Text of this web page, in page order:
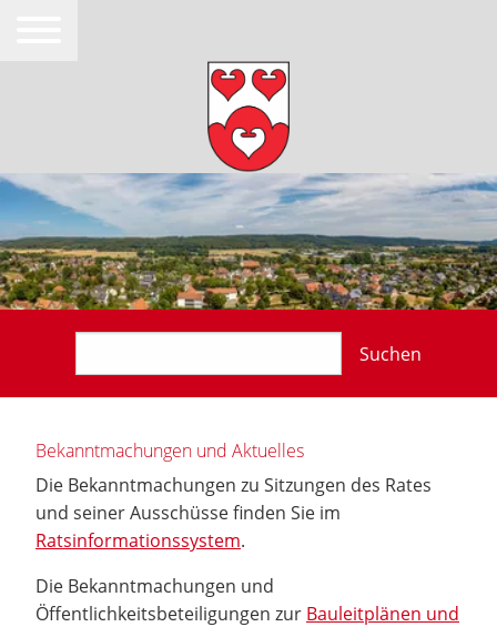
Suchen
Bekanntmachungen und Aktuelles
Die Bekanntmachungen zu Sitzungen des Rates
und seiner Ausschüsse finden Sie im
Ratsinformationssystem.
Die Bekanntmachungen und
Öffentlichkeitsbeteiligungen zur Bauleitplänen und